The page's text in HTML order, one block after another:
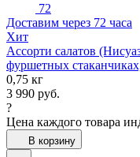
72
Доставим через 72 часа
Хит
Ассорти салатов
фуршетных
0,75 кг
3 990 руб.
?
Цена каждого товара
В корзину